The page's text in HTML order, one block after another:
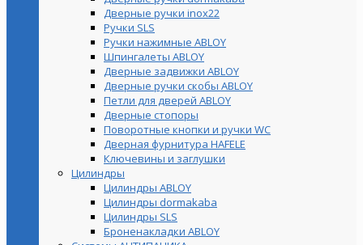
Дверные ручки inox22
Ручки SLS
Ручки нажимные ABLOY
Шпингалеты ABLOY
Дверные задвижки ABLOY
Дверные ручки скобы ABLOY
Петли для дверей ABLOY
Дверные стопоры
Поворотные кнопки и ручки WC
Дверная фурнитура HAFELE
Ключевины и заглушки
Цилиндры
Цилиндры ABLOY
Цилиндры dormakaba
Цилиндры SLS
Броненакладки ABLOY